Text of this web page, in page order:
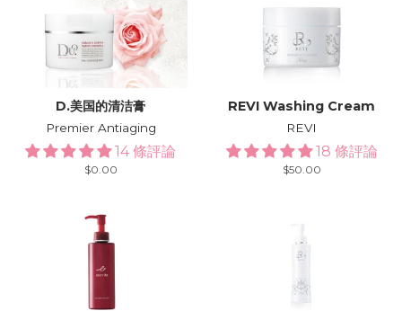
D.美国的清洁膏
Premier Antiaging
14 條評論
Regular
$0.00
REVI Washing Cream
REVI
18 條評論
Regular
$50.00